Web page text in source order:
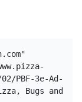
PBF-3e-Ad-
Bugs and